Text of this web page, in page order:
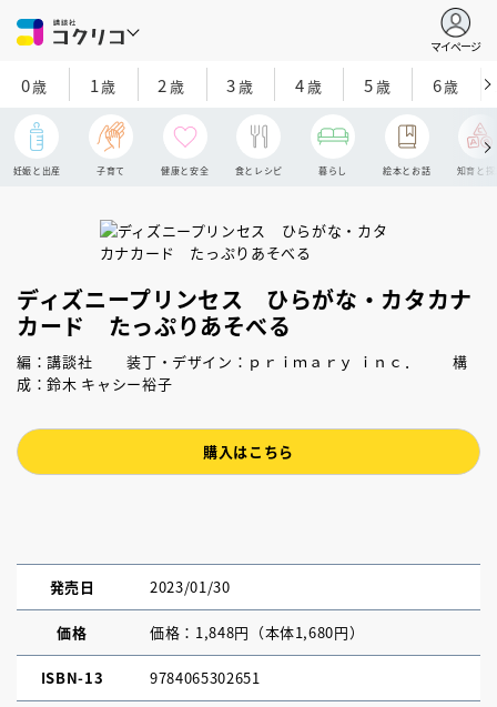
マイページ
0歳 1歳 2 歳 3歳 4歳 5歳 6歳
妊娠と出産 子育て 健康と安全 食とレシピ 暮らし 絵本とお話 知育と探
ディズニープリンセス ひらがな・カタカナ
カード たっぷりあそべる
編：講談社 装丁・デザイン：ｐｒｉｍａｒｙ ｉｎｃ． 構
成：鈴木 キャシー裕子
購入はこちら
発売日 2023/01/30
価格 価格：1,848円（本体1,680円）
ISBN-13 9784065302651